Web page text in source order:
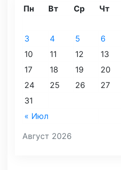
Август 2026
Пн Вт Ср Чт
« Июл
3
4 5 6
10
11 12 13
17
18 19 20
24
25 26 27
31